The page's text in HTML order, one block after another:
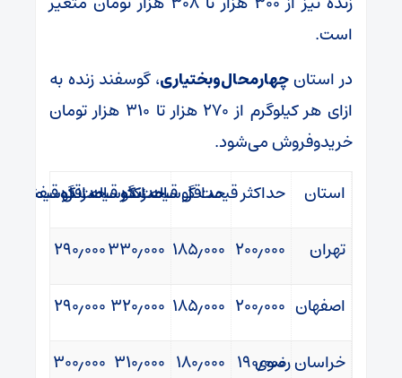
است.
در استانچهارمحال‌وبختیاری، گوسفند زنده به
ازای هر کیلوگرم از ۲۷۰ هزار تا ۳۱۰ هزار تومان
خریدوفروش می‌شود.
استان
حداکثرقیمتگوسالهزنده حداقلقیمتگوسالهزنده حداکثرقیمتگوسفندحداقلقیمت
تهران ۲۰۰٫۰۰۰ ۱۸۵٫۰۰۰ ۳۳۰٫۰۰۰۲۹۰٫۰۰۰
اصفهان ۲۰۰٫۰۰۰ ۱۸۵٫۰۰۰ ۳۲۰٫۰۰۰ ۲۹۰٫۰۰۰
خراسانرضوی
۱۹۰٫۰۰۰ ۱۸۰٫۰۰۰ ۳۱۰٫۰۰۰ ۳۰۰٫۰۰۰